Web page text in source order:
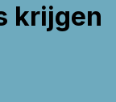
krijgen